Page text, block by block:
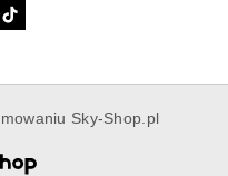
Sky-Shop.pl